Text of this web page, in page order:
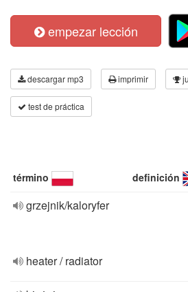
empezar lección
descargar mp3 imprimir
test de práctica
término definición
grzejnik/kaloryfer
heater / radiator